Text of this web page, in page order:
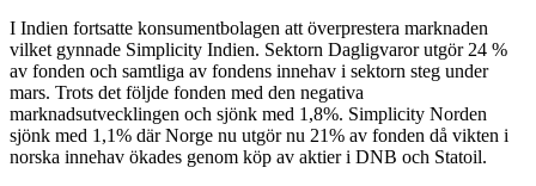
I Indien fortsatte konsumentbolagen att överprestera marknaden
vilket gynnade Simplicity Indien. Sektorn Dagligvaror utgör 24 %
av fonden och samtliga av fondens innehav i sektorn steg under
mars. Trots det följde fonden med den negativa
marknadsutvecklingen och sjönk med 1,8%. Simplicity Norden
sjönk med 1,1% där Norge nu utgör nu 21% av fonden då vikten i
norska innehav ökades genom köp av aktier i DNB och Statoil.